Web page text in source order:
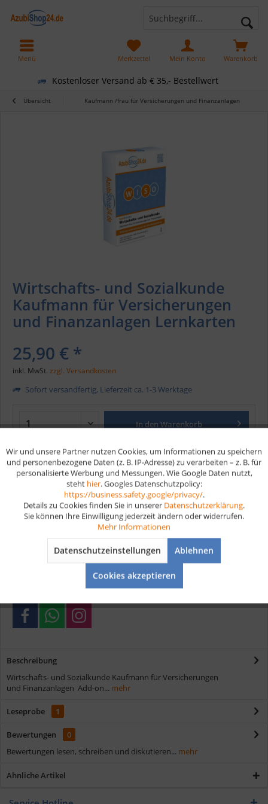
Kostenloser Versand ab € 35,- Bestellwert
Warenkorb
Merkzettel Mein Konto
Menü
Übersicht Kaufmann /frau für Versicherungen und Finanzanlagen
Wirtschafts- und Sozialkunde
Kaufmann für Versicherungen
und Finanzanlagen Lernkarten
25,90 € *
inkl. MwSt. zzgl. Versandkosten
Sofort versandfertig, Lieferzeit ca. 1-3 Werktage
In den Warenkorb
Merken
W323
EAN
978-3-96159-903-5
Kostenloser Versand ab € 35,- Bestellwert
Verschiedene Zahlungsmöglichkeiten
Beschreibung
Wirtschafts- und Sozialkunde Kaufmann für Versicherungen
und Finanzanlagen Add-on... mehr
Leseprobe 1
Bewertungen
0
Bewertungen lesen, schreiben und diskutieren... mehr
Ähnliche Artikel
Funktionale Aktiv
Aktiv
Wir und unsere Partner nutzen Cookies, um Informationen zu speichern
und personenbezogene Daten (z. B. IP-Adresse) zu verarbeiten – z. B. für
personalisierte Werbung und Messungen. Wie Google Daten nutzt,
steht hier. Googles Datenschutzpolicy:
https://business.safety.google/privacy/.
Details zu Cookies finden Sie in unserer Datenschutzerklärung.
Sie können Ihre Einwilligung jederzeit ändern oder widerrufen.
Mehr Informationen
Datenschutzeinstellungen Ablehnen
Cookies akzeptieren